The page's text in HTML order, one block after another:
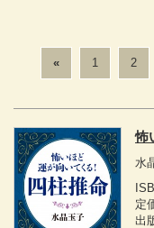
« 1 2
怖
水
定
出